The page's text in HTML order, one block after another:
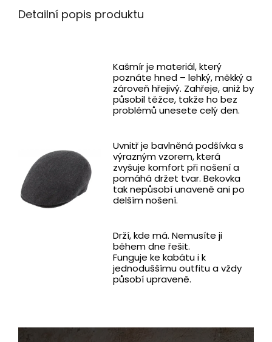
Detailní popis produktu
Kašmír je materiál, který
poznáte hned – lehký, měkký a
zároveň hřejivý. Zahřeje, aniž by
působil těžce, takže ho bez
problémů unesete celý den.
Uvnitř je bavlněná podšívka s
výrazným vzorem, která
zvyšuje komfort při nošení a
pomáhá držet tvar. Bekovka
tak nepůsobí unaveně ani po
delším nošení.
Drží, kde má. Nemusíte ji
během dne řešit.
Funguje ke kabátu i k
jednoduššímu outfitu a vždy
působí upraveně.